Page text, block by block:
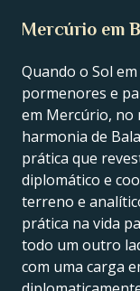
Mercúrio em
Quando o Sol
pormenores e
em Mercúrio, no
harmonia de
prática que
diplomático e
terreno e
prática na vida
todo um outro
com uma carga